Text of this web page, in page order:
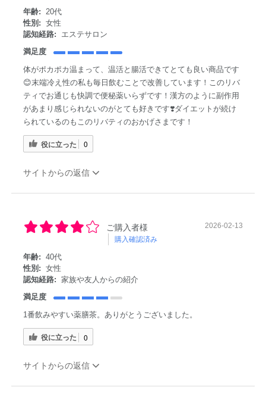
年齢:
20代
性別: 女性
認知経路:
エステサロン
満足度
体がポカポカ温まって、温活と腸活できてとても良い商品です
😊末端冷え性の私も毎日飲むことで改善しています！このリバ
ティでお通じも快調で便秘薬いらずです！漢方のように副作用
があまり感じられないのがとても好きです❣️ダイエットが続け
られているのもこのリバティのおかげさまです！
役に立った 0
サイトからの返信
ご購入者様
購入確認済み
2026-02-13
年齢: 40代
性別: 女性
認知経路: 家族や友人からの紹介
満足度
1番飲みやすい薬膳茶。ありがとうございました。
役に立った 0
サイトからの返信